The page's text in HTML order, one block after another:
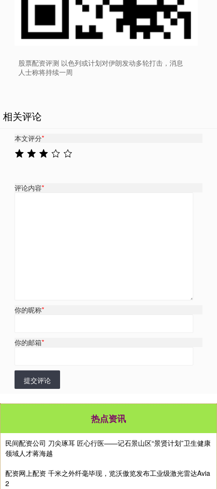
股票配资评测 以色列或计划对伊朗发动多轮打击，消息
人士称将持续一周
相关评论
本文评分*
评论内容*
你的昵称*
你的邮箱*
提交评论
热点资讯
民间配资公司 刀尖琢耳 匠心行医——记石景山区“景贤计划”卫生健康
领域人才蒋海越
配资网上配资 千米之外纤毫毕现，览沃傲览发布工业级激光雷达Avia
2